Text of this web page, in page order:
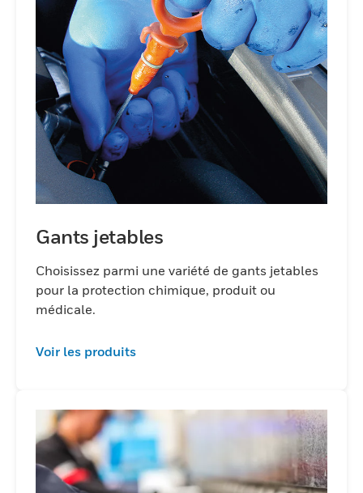
Gants jetables
Choisissez parmi une variété de gants jetables
pour la protection chimique, produit ou
médicale.
Voir les produits